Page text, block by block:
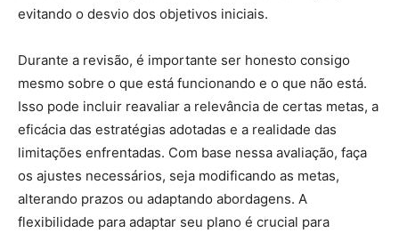
evitando o desvio dos objetivos iniciais.
Durante a revisão, é importante ser honesto consigo
mesmo sobre o que está funcionando e o que não está.
Isso pode incluir reavaliar a relevância de certas metas, a
eficácia das estratégias adotadas e a realidade das
limitações enfrentadas. Com base nessa avaliação, faça
os ajustes necessários, seja modificando as metas,
alterando prazos ou adaptando abordagens. A
flexibilidade para adaptar seu plano é crucial para